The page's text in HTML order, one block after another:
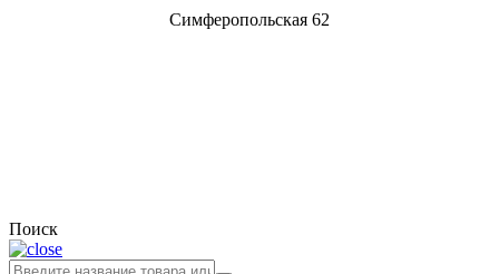
Симферопольская 62
Поиск